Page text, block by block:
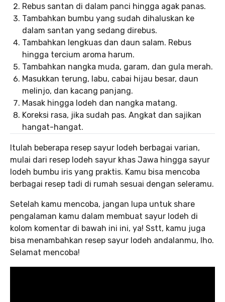
Rebus santan di dalam panci hingga agak panas.
Tambahkan bumbu yang sudah dihaluskan ke
dalam santan yang sedang direbus.
Tambahkan lengkuas dan daun salam. Rebus
hingga tercium aroma harum.
Tambahkan nangka muda, garam, dan gula merah.
Masukkan terung, labu, cabai hijau besar, daun
melinjo, dan kacang panjang.
Masak hingga lodeh dan nangka matang.
Koreksi rasa, jika sudah pas. Angkat dan sajikan
hangat-hangat.
Itulah beberapa resep sayur lodeh berbagai varian,
mulai dari resep lodeh sayur khas Jawa hingga sayur
lodeh bumbu iris yang praktis. Kamu bisa mencoba
berbagai resep tadi di rumah sesuai dengan seleramu.
Setelah kamu mencoba, jangan lupa untuk share
pengalaman kamu dalam membuat sayur lodeh di
kolom komentar di bawah ini ini, ya! Sstt, kamu juga
bisa menambahkan resep sayur lodeh andalanmu, lho.
Selamat mencoba!